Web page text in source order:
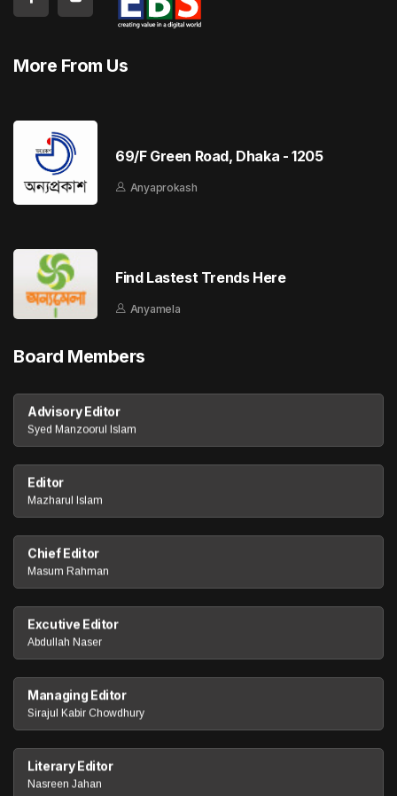
More From Us
69/F Green Road, Dhaka - 1205
Anyaprokash
Find Lastest Trends Here
Anyamela
Board Members
Advisory Editor
Syed Manzoorul Islam
Editor
Mazharul Islam
Chief Editor
Masum Rahman
Excutive Editor
Abdullah Naser
Managing Editor
Sirajul Kabir Chowdhury
Literary Editor
Nasreen Jahan